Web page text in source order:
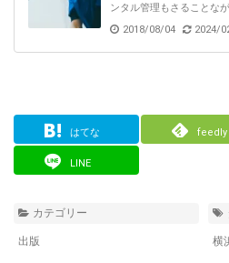
ンタル管理もさることな
2018/08/04
2024/
はてな feedly
LINE
カテゴリー
出版 横